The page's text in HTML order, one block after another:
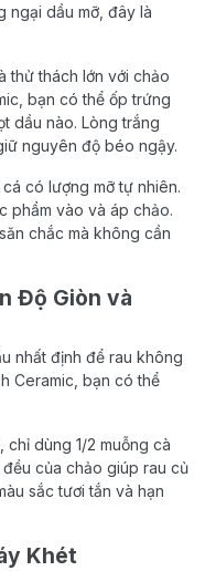
ngại dầu mỡ, đây là
thử thách lớn với chảo
bạn có thể ốp trứng
dầu nào. Lòng trắng
nguyên độ béo ngậy.
có lượng mỡ tự nhiên.
phẩm vào và áp chảo.
chắc mà không cần
Độ Giòn và
nhất định để rau không
Ceramic, bạn có thể
chỉ dùng 1/2 muỗng cà
của chảo giúp rau củ
sắc tươi tắn và hạn
Khét